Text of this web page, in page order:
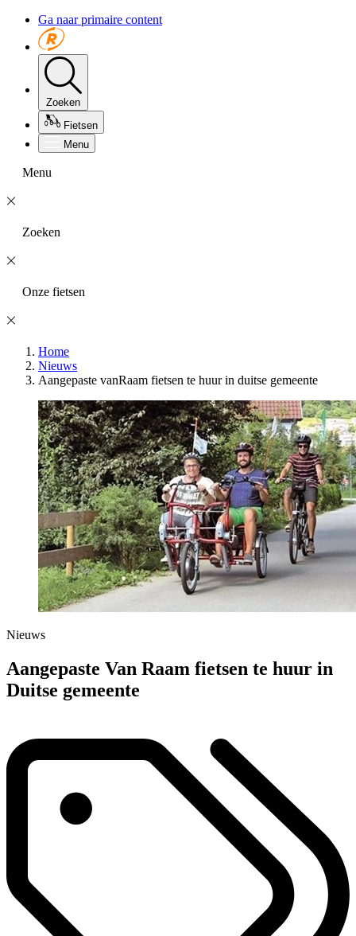
Ga naar primaire content
Zoeken
Fietsen
Menu
Menu
Zoeken
Onze fietsen
Home
Nieuws
Aangepaste vanRaam fietsen te huur in duitse gemeente
Nieuws
Aangepaste Van Raam fietsen te huur in
Duitse gemeente